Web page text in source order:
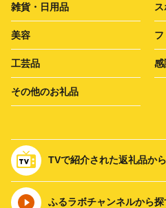
雑貨・日用品
美容
工芸品 感
その他のお礼品
TVで紹介された返礼品か
ふるラボチャンネルから探